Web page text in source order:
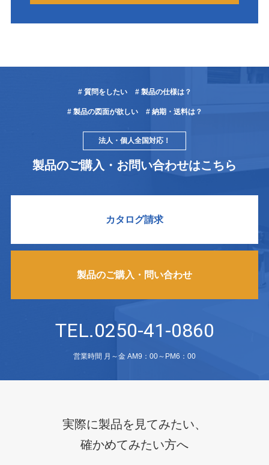
# 質問をしたい # 製品の仕様は？
# 製品の図面が欲しい # 納期・送料は？
法人・個人全国対応！
製品のご購入・お問い合わせはこちら
カタログ請求
製品のご購入・問い合わせ
TEL.0250-41-0860
営業時間 月～金 AM9：00～PM6：00
実際に製品を見てみたい、
確かめてみたい方へ